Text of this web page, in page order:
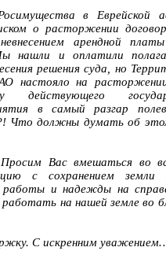
в Еврейской
о расторжении
арендной
нашли и оплатили
решения суда, но
настояло на
в самый разгар
Что должны думать об
Вас вмешаться во
с сохранением
и надежды на
на нашей земле во
С искренним